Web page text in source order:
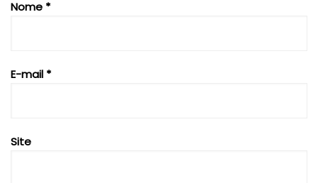
Nome *
E-mail *
Site